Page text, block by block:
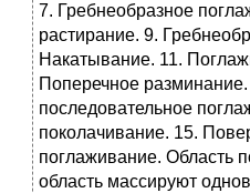
7. Гребнеобразное
растирание. 9.
Накатывание. 11.
Поперечное
последовательное
поколачивание. 15.
поглаживание. Область
область массируют